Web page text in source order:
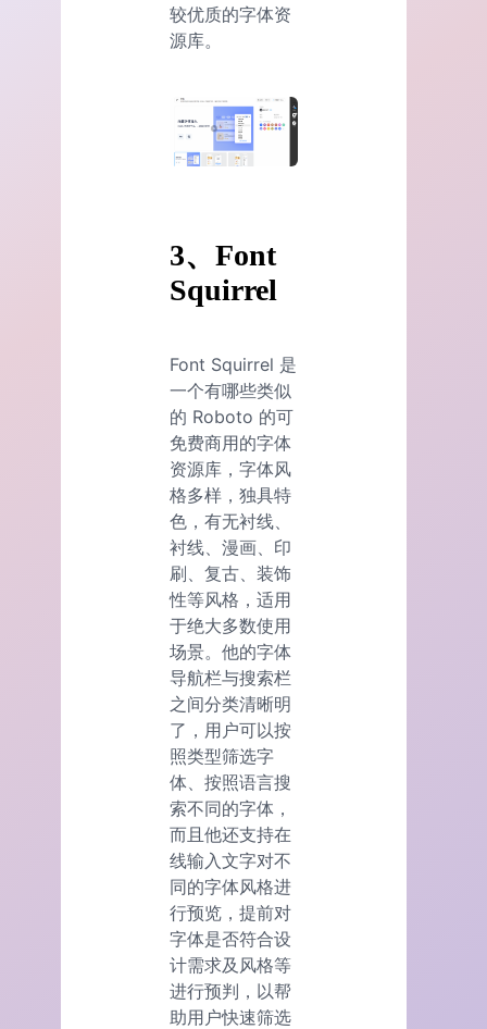
较优质的字体资
源库。
3、Font
Squirrel
Font Squirrel 是
一个有哪些类似
的 Roboto 的可
免费商用的字体
资源库，字体风
格多样，独具特
色，有无衬线、
衬线、漫画、印
刷、复古、装饰
性等风格，适用
于绝大多数使用
场景。他的字体
导航栏与搜索栏
之间分类清晰明
了，用户可以按
照类型筛选字
体、按照语言搜
索不同的字体，
而且他还支持在
线输入文字对不
同的字体风格进
行预览，提前对
字体是否符合设
计需求及风格等
进行预判，以帮
助用户快速筛选